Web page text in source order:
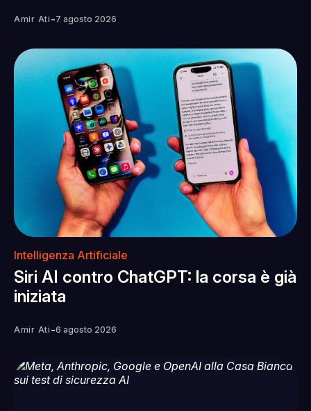
Amir Ati -7 agosto 2026
Intelligenza Artificiale
Siri AI contro ChatGPT: la corsa è già
iniziata
Amir Ati -6 agosto 2026